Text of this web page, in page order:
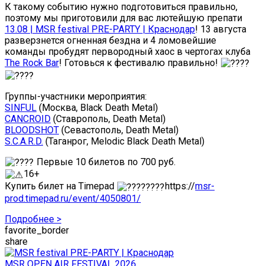
К такому событию нужно подготовиться правильно,
поэтому мы приготовили для вас лютейшую препати
13.08 | MSR festival PRE-PARTY | Краснодар! 13 августа
разверзнется огненная бездна и 4 ломовейшие
команды пробудят первородный хаос в чертогах клуба
The Rock Bar! Готовься к фестивалю правильно!
Группы-участники мероприятия:
SINFUL (Москва, Black Death Metal)
CANCROID (Ставрополь, Death Metal)
BLOODSHOT (Севастополь, Death Metal)
S.C.A.R.D. (Таганрог, Melodic Black Death Metal)
Первые 10 билетов по 700 руб.
16+
Купить билет на Timepad
https://msr-
prod.timepad.ru/event/4050801/
Подробнее >
favorite_border
share
MSR OPEN AIR FESTIVAL 2026